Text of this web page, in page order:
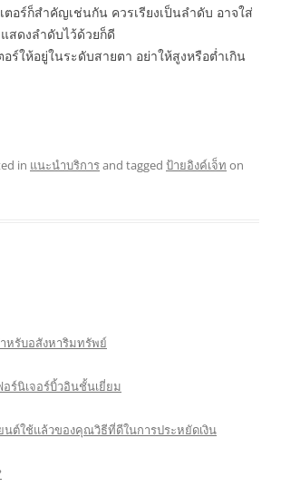
ตอร์ก็สำคัญเช่นกัน ควรเรียงเป็นลำดับ อาจใส่
สดงลำดับไว้ด้วยก็ดี
อร์ให้อยู่ในระดับสายตา อย่าให้สูงหรือต่ำเกิน
in แนะนำบริการand tagged ป้ายอิงค์เจ็ท on
หรับอสังหาริมทรัพย์
อร์นิเจอร์บิ้วอินชั้นเยี่ยม
ต์ใช้แล้วของคุณวิธีที่ดีในการประหยัดเงิน